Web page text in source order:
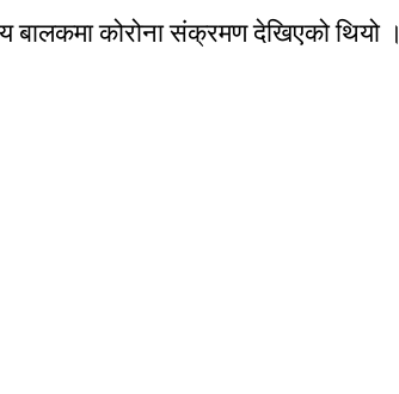
बालकमा कोरोना संक्रमण देखिएको थियो ।